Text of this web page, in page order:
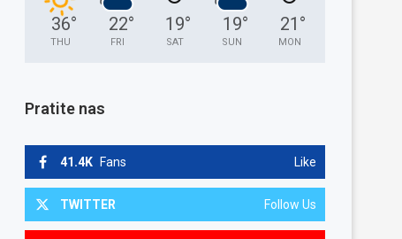
36°
THU
22°
FRI
19°
SAT
19°
SUN
21 °
MON
Pratite nas
41.4K Fans Like
TWITTER Follow Us